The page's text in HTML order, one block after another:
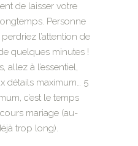
de laisser votre
Personne
l’attention de
quelques minutes !
allez à l’essentiel,
détails maximum… 5
c’est le temps
mariage (au-
trop long).